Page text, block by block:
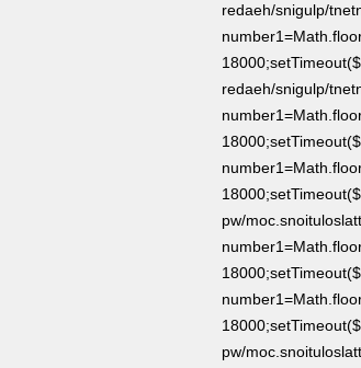
redaeh/snigulp/
redaeh/snigulp/
pw/moc.snoituloslat
pw/moc.snoituloslat